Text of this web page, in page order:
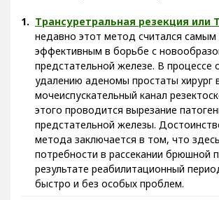
Трансуретральная резекция или
недавно этот метод считался
эффективным в борьбе с
предстательной железе. В процессе
удалению аденомы простаты хирург
мочеиспускательный канал
этого проводится вырезание
предстательной железы.
метода заключается в том, что
потребности в рассекании брюшной
результате реабилитационный
быстро и без особых проблем.